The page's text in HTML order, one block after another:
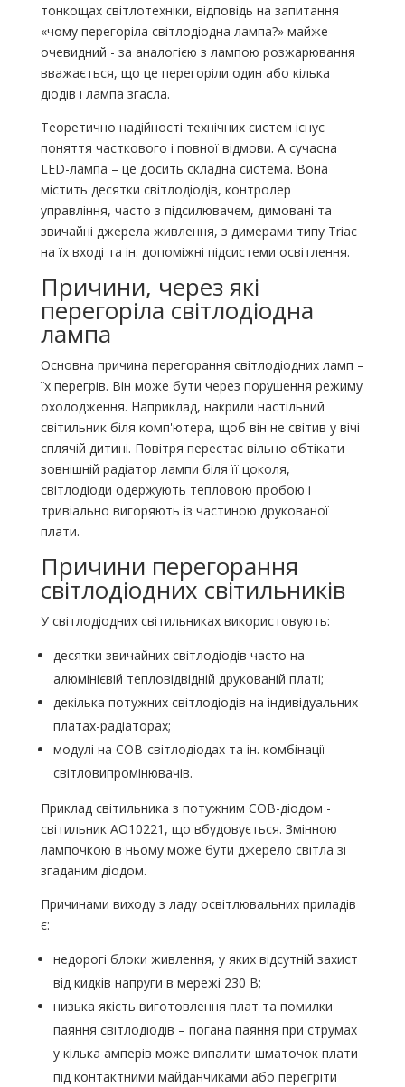
тонкощах світлотехніки, відповідь на запитання
«чому перегоріла світлодіодна лампа?» майже
очевидний - за аналогією з лампою розжарювання
вважається, що це перегоріли один або кілька
діодів і лампа згасла.
Теоретично надійності технічних систем існує
поняття часткового і повної відмови. А сучасна
LED-лампа – це досить складна система. Вона
містить десятки світлодіодів, контролер
управління, часто з підсилювачем, димовані та
звичайні джерела живлення, з димерами типу Triac
на їх вході та ін. допоміжні підсистеми освітлення.
Причини, через які
перегоріла світлодіодна
лампа
Основна причина перегорання світлодіодних ламп –
їх перегрів. Він може бути через порушення режиму
охолодження. Наприклад, накрили настільний
світильник біля комп'ютера, щоб він не світив у вічі
сплячій дитині. Повітря перестає вільно обтікати
зовнішній радіатор лампи біля її цоколя,
світлодіоди одержують тепловою пробою і
тривіально вигоряють із частиною друкованої
плати.
Причини перегорання
світлодіодних світильників
У світлодіодних світильниках використовують:
десятки звичайних світлодіодів часто на
алюмінієвій тепловідвідній друкованій платі;
декілька потужних світлодіодів на індивідуальних
платах-радіаторах;
модулі на COB-світлодіодах та ін. комбінації
світловипромінювачів.
Приклад світильника з потужним COB-діодом -
світильник AO10221, що вбудовується. Змінною
лампочкою в ньому може бути джерело світла зі
згаданим діодом.
Причинами виходу з ладу освітлювальних приладів
є:
недорогі блоки живлення, у яких відсутній захист
від кидків напруги в мережі 230 В;
низька якість виготовлення плат та помилки
паяння світлодіодів – погана паяння при струмах
у кілька амперів може випалити шматочок плати
під контактними майданчиками або перегріти